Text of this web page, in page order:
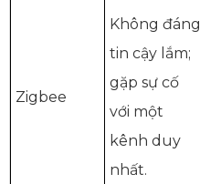
Zigbee
Không đáng
tin cậy lắm;
gặp sự cố
với một
kênh duy
nhất.